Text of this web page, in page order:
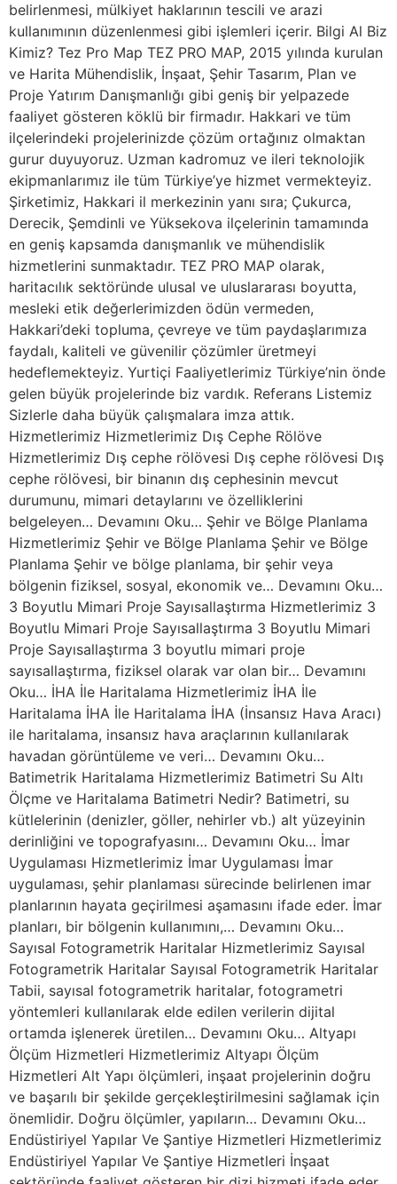
belirlenmesi, mülkiyet haklarının tescili ve arazi
kullanımının düzenlenmesi gibi işlemleri içerir. Bilgi Al Biz
Kimiz? Tez Pro Map TEZ PRO MAP, 2015 yılında kurulan
ve Harita Mühendislik, İnşaat, Şehir Tasarım, Plan ve
Proje Yatırım Danışmanlığı gibi geniş bir yelpazede
faaliyet gösteren köklü bir firmadır. Hakkari ve tüm
ilçelerindeki projelerinizde çözüm ortağınız olmaktan
gurur duyuyoruz. Uzman kadromuz ve ileri teknolojik
ekipmanlarımız ile tüm Türkiye’ye hizmet vermekteyiz.
Şirketimiz, Hakkari il merkezinin yanı sıra; Çukurca,
Derecik, Şemdinli ve Yüksekova ilçelerinin tamamında
en geniş kapsamda danışmanlık ve mühendislik
hizmetlerini sunmaktadır. TEZ PRO MAP olarak,
haritacılık sektöründe ulusal ve uluslararası boyutta,
mesleki etik değerlerimizden ödün vermeden,
Hakkari’deki topluma, çevreye ve tüm paydaşlarımıza
faydalı, kaliteli ve güvenilir çözümler üretmeyi
hedeflemekteyiz. Yurtiçi Faaliyetlerimiz Türkiye’nin önde
gelen büyük projelerinde biz vardık. Referans Listemiz
Sizlerle daha büyük çalışmalara imza attık.
Hizmetlerimiz Hizmetlerimiz Dış Cephe Rölöve
Hizmetlerimiz Dış cephe rölövesi Dış cephe rölövesi Dış
cephe rölövesi, bir binanın dış cephesinin mevcut
durumunu, mimari detaylarını ve özelliklerini
belgeleyen… Devamını Oku… Şehir ve Bölge Planlama
Hizmetlerimiz Şehir ve Bölge Planlama Şehir ve Bölge
Planlama Şehir ve bölge planlama, bir şehir veya
bölgenin fiziksel, sosyal, ekonomik ve… Devamını Oku…
3 Boyutlu Mimari Proje Sayısallaştırma Hizmetlerimiz 3
Boyutlu Mimari Proje Sayısallaştırma 3 Boyutlu Mimari
Proje Sayısallaştırma 3 boyutlu mimari proje
sayısallaştırma, fiziksel olarak var olan bir… Devamını
Oku… İHA İle Haritalama Hizmetlerimiz İHA İle
Haritalama İHA İle Haritalama İHA (İnsansız Hava Aracı)
ile haritalama, insansız hava araçlarının kullanılarak
havadan görüntüleme ve veri… Devamını Oku…
Batimetrik Haritalama Hizmetlerimiz Batimetri Su Altı
Ölçme ve Haritalama Batimetri Nedir? Batimetri, su
kütlelerinin (denizler, göller, nehirler vb.) alt yüzeyinin
derinliğini ve topografyasını… Devamını Oku… İmar
Uygulaması Hizmetlerimiz İmar Uygulaması İmar
uygulaması, şehir planlaması sürecinde belirlenen imar
planlarının hayata geçirilmesi aşamasını ifade eder. İmar
planları, bir bölgenin kullanımını,… Devamını Oku…
Sayısal Fotogrametrik Haritalar Hizmetlerimiz Sayısal
Fotogrametrik Haritalar Sayısal Fotogrametrik Haritalar
Tabii, sayısal fotogrametrik haritalar, fotogrametri
yöntemleri kullanılarak elde edilen verilerin dijital
ortamda işlenerek üretilen… Devamını Oku… Altyapı
Ölçüm Hizmetleri Hizmetlerimiz Altyapı Ölçüm
Hizmetleri Alt Yapı ölçümleri, inşaat projelerinin doğru
ve başarılı bir şekilde gerçekleştirilmesini sağlamak için
önemlidir. Doğru ölçümler, yapıların… Devamını Oku…
Endüstiriyel Yapılar Ve Şantiye Hizmetleri Hizmetlerimiz
Endüstiriyel Yapılar Ve Şantiye Hizmetleri İnşaat